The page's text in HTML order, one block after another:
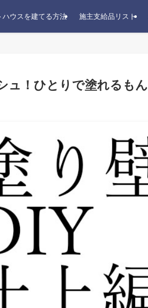
ハウスを建てる方法 施主支給品リスト
ュ！ひとりで塗れるもん